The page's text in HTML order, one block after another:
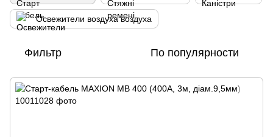
Освежители воздуха воздуха
Фильтр По популярности